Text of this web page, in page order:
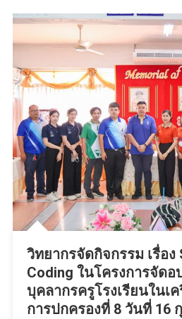
วิทยากรจัดกิจกรรม เรื่อง
Coding ในโครงการจัด
บุคลากรครูโรงเรียนในเ
การปกครองที่ 8 วันที่ 16